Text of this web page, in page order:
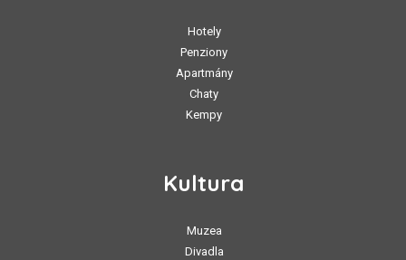
Hotely
Penziony
Apartmány
Chaty
Kempy
Kultura
Muzea
Divadla